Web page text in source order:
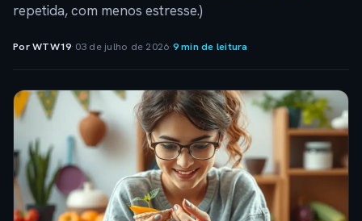
repetida, com menos estresse.)
Por WTW19· 03 de julho de 2026·9 min de leitura